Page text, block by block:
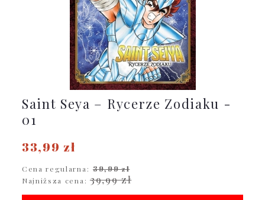
Saint Seya – Rycerze Zodiaku -
01
33,99 zł
Cena regularna: 39,99 zł
Najniższa cena: 39,99 zł